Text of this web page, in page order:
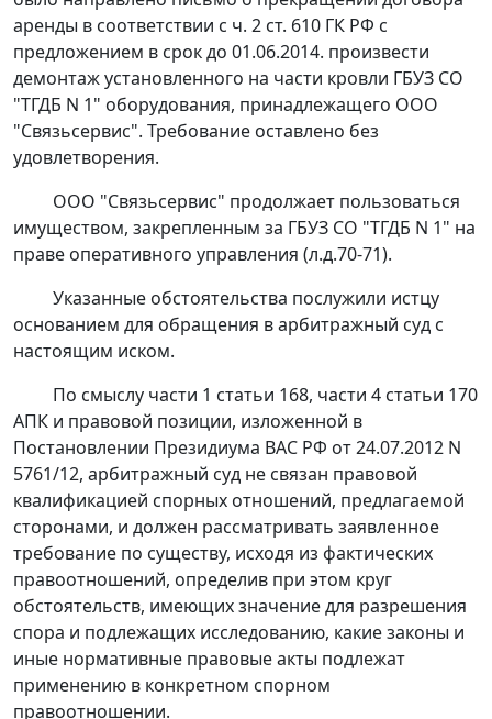
аренды в соответствии с ч. 2 ст. 610 ГК РФ с
предложением в срок до 01.06.2014. произвести
демонтаж установленного на части кровли ГБУЗ СО
"ТГДБ N 1" оборудования, принадлежащего ООО
"Связьсервис". Требование оставлено без
удовлетворения.
ООО "Связьсервис" продолжает пользоваться
имуществом, закрепленным за ГБУЗ СО "ТГДБ N 1" на
праве оперативного управления (л.д.70-71).
Указанные обстоятельства послужили истцу
основанием для обращения в арбитражный суд с
настоящим иском.
По смыслу части 1 статьи 168, части 4 статьи 170
АПК и правовой позиции, изложенной в
Постановлении Президиума ВАС РФ от 24.07.2012 N
5761/12, арбитражный суд не связан правовой
квалификацией спорных отношений, предлагаемой
сторонами, и должен рассматривать заявленное
требование по существу, исходя из фактических
правоотношений, определив при этом круг
обстоятельств, имеющих значение для разрешения
спора и подлежащих исследованию, какие законы и
иные нормативные правовые акты подлежат
применению в конкретном спорном
правоотношении.